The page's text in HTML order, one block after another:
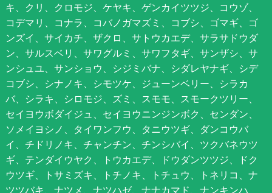
キ、クリ、クロモジ、ケヤキ、ゲンカイツツジ、コウゾ、
コデマリ、コナラ、コバノガマズミ、コブシ、ゴマギ、ゴ
ンズイ、サイカチ、ザクロ、サトウカエデ、サラサドウダ
ン、サルスベリ、サワグルミ、サワフタギ、サンザシ、サ
ンシュユ、サンショウ、シジミバナ、シダレヤナギ、シデ
コブシ、シナノキ、シモツケ、ジューンベリー、シラカ
バ、シラキ、シロモジ、ズミ、スモモ、スモークツリー、
セイヨウボダイジュ、セイヨウニンジンボク、センダン、
ソメイヨシノ、タイワンフウ、タニウツギ、ダンコウバ
イ、チドリノキ、チャンチン、チンシバイ、ツクバネウツ
ギ、テンダイウヤク、トウカエデ、ドウダンツツジ、ドク
ウツギ、トサミズキ、トチノキ、トチュウ、トネリコ、ナ
ツツバキ、ナツメ、ナツハゼ、ナナカマド、ナンキンハ